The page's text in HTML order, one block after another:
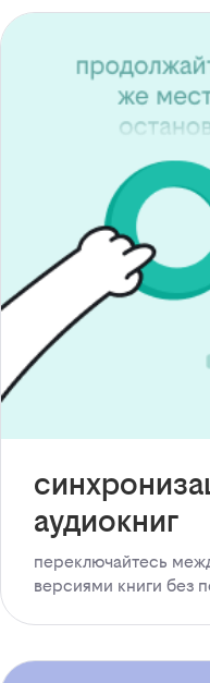
аудиокниг
переключайтесь
версиями книги без